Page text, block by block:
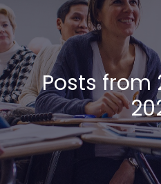
Posts from